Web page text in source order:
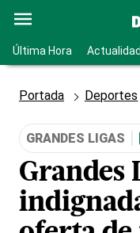
Última Hora Actualidad
Portada Deportes
GRANDES LIGAS
Grandes